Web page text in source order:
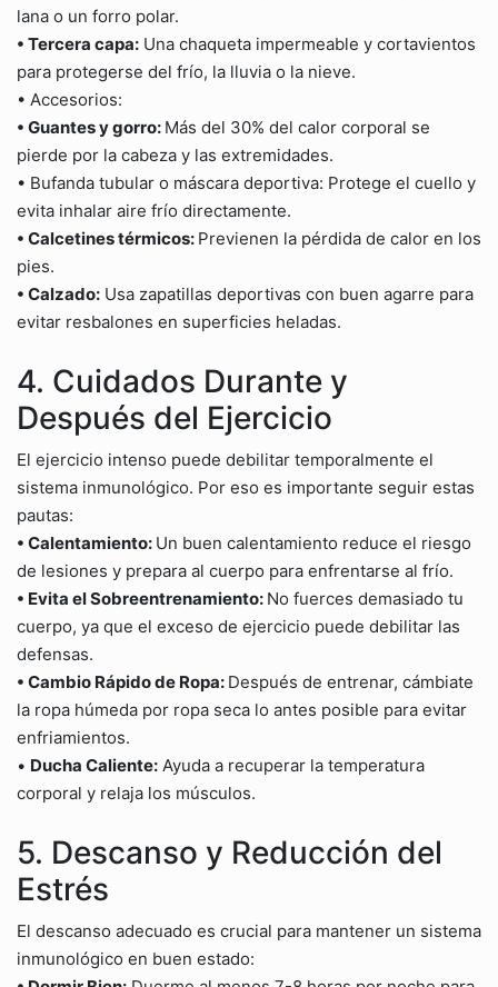
lana o un forro polar.
• Tercera capa: Una chaqueta impermeable y cortavientos
para protegerse del frío, la lluvia o la nieve.
• Accesorios:
• Guantes y gorro: Más del 30% del calor corporal se
pierde por la cabeza y las extremidades.
• Bufanda tubular o máscara deportiva: Protege el cuello y
evita inhalar aire frío directamente.
• Calcetines térmicos: Previenen la pérdida de calor en los
pies.
• Calzado: Usa zapatillas deportivas con buen agarre para
evitar resbalones en superficies heladas.
4. Cuidados Durante y
Después del Ejercicio
El ejercicio intenso puede debilitar temporalmente el
sistema inmunológico. Por eso es importante seguir estas
pautas:
• Calentamiento: Un buen calentamiento reduce el riesgo
de lesiones y prepara al cuerpo para enfrentarse al frío.
• Evita el Sobreentrenamiento: No fuerces demasiado tu
cuerpo, ya que el exceso de ejercicio puede debilitar las
defensas.
• Cambio Rápido de Ropa: Después de entrenar, cámbiate
la ropa húmeda por ropa seca lo antes posible para evitar
enfriamientos.
• Ducha Caliente: Ayuda a recuperar la temperatura
corporal y relaja los músculos.
5. Descanso y Reducción del
Estrés
El descanso adecuado es crucial para mantener un sistema
inmunológico en buen estado: